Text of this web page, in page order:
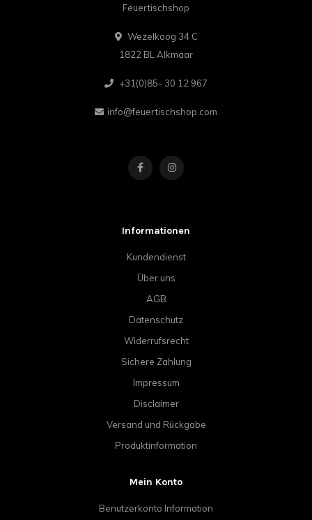
Feuertischshop
Wezelkoog 34 C
1822 BL Alkmaar
+31(0)85- 30 12 967
info@feuertischshop.com
Informationen
Kundendienst
Über uns
AGB
Datenschutz
Widerrufsrecht
Sichere Zahlung
Impressum
Disclaimer
Versand und Rückgabe
Produktinformation
Mein Konto
Benutzerkonto Information